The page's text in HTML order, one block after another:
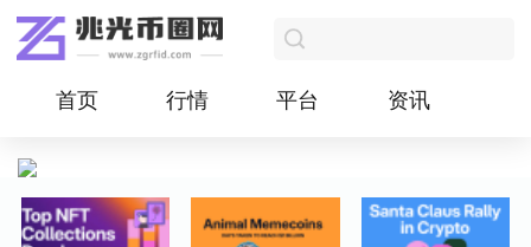
首页 行情 平台 资讯